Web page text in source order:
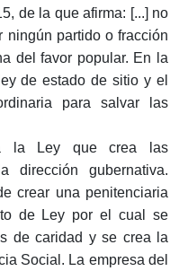
de la que afirma: [...] no
ningún partido o fracción
del favor popular. En la
de estado de sitio y el
para salvar las
la Ley que crea las
dirección gubernativa.
crear una penitenciaria
de Ley por el cual se
de caridad y se crea la
Social. La empresa del